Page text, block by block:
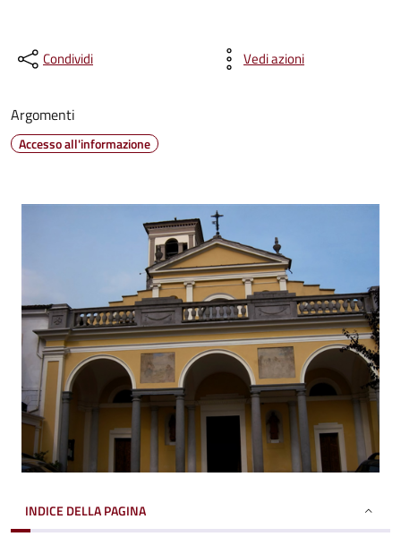
Condividi Vedi azioni
Argomenti
Accesso all'informazione
INDICE DELLA PAGINA